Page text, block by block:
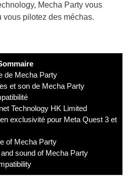
Mecha Party vous
vous pilotez des méchas.
de Mecha Party
et son de Mecha Party
Technology HK Limited
exclusivité pour Meta Quest 3 et
of Mecha Party
sound of Mecha Party